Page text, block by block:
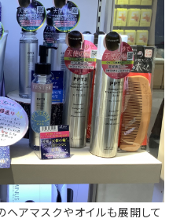
ヘアマスクやオイルも展開して